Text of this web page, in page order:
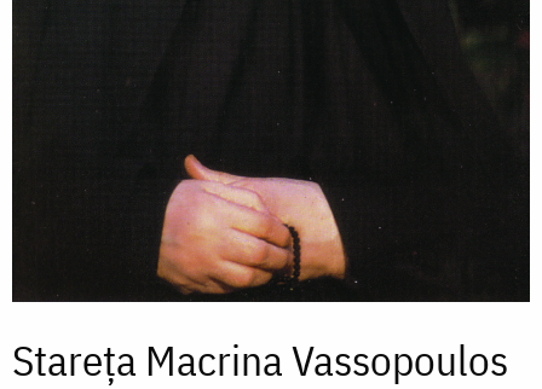
Stareța Macrina Vassopoulos